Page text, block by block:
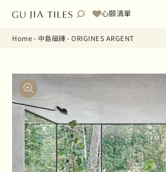
心願清單
Home- 中島磁磚-ORIGINES ARGENT